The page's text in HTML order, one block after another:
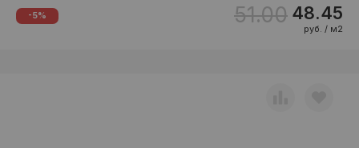
-5% 51.00 48.45
руб. / м2